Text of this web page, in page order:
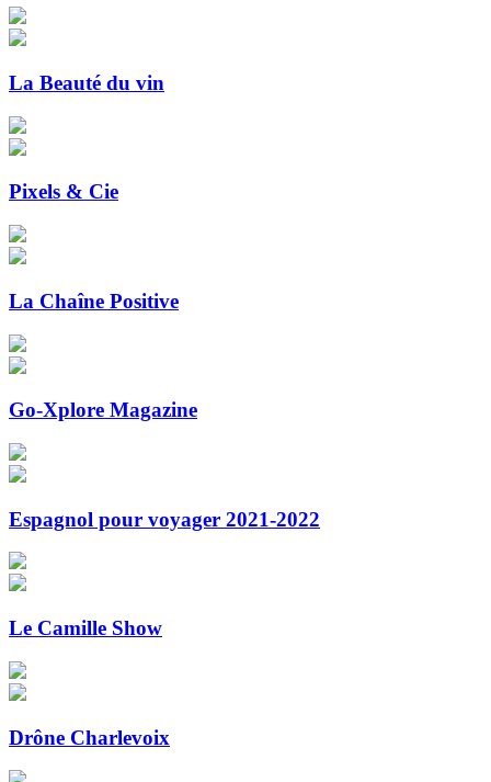
La Beauté du vin
Pixels & Cie
La Chaîne Positive
Go-Xplore Magazine
Espagnol pour voyager 2021-2022
Le Camille Show
Drône Charlevoix